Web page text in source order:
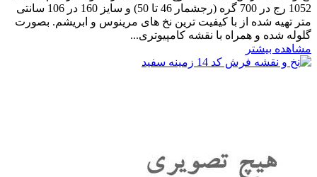
1052 رج در 700 گره (رجشمار 46 تا 50) و سایز 160 در 106 سانتی
متر تهیه شده از با کیفیت ترین نخ های مرینوس و ابریشم. بصورت
گلوله شده و همراه با نقشه کامپیوتری...
مشاهده بیشتر